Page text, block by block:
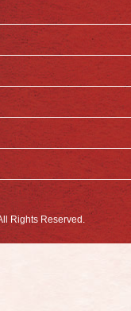
Rights Reserved.